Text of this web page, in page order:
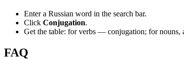
Enter a Russian word in the search bar.
Click Conjugation.
Get the table: for verbs — conjugation; for nouns,
FAQ